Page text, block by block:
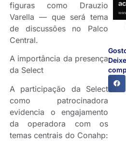
figuras como Drauzio
Varella — que será tema
de discussões no Palco
Central.
A importância da presença
da Select
A participação da Select
como patrocinadora
evidencia o engajamento
da operadora com os
temas centrais do Conahp: